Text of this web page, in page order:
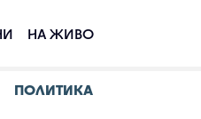
НА ЖИВО
ПОЛИТИКА